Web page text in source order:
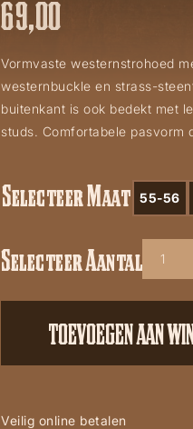
69,00
Vormvaste westernstrohoed
westernbuckle en strass-
buitenkant is ook bedekt met
studs. Comfortabele pasvorm
Selecteer Maat 55-56
Hoed
Selecteer Aantal
TOEVOEGEN AAN
Veilig online betalen